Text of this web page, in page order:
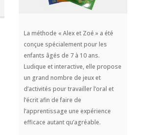
La méthode « Alex et Zoé » a été
conçue spécialement pour les
enfants âgés de 7 à 10 ans.
Ludique et interactive, elle propose
un grand nombre de jeux et
d’activités pour travailler l’oral et
l’écrit afin de faire de
l’apprentissage une expérience
efficace autant qu’agréable.